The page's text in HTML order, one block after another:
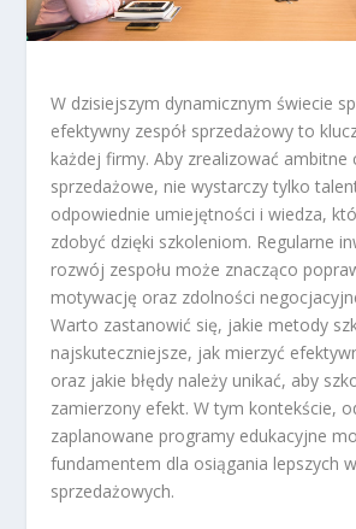
W dzisiejszym dynamicznym świecie
efektywny zespół sprzedażowy to
każdej firmy. Aby zrealizować ambitne
sprzedażowe, nie wystarczy tylko
odpowiednie umiejętności i wiedza,
zdobyć dzięki szkoleniom. Regularne
rozwój zespołu może znacząco
motywację oraz zdolności
Warto zastanowić się, jakie metody
najskuteczniejsze, jak mierzyć
oraz jakie błędy należy unikać, aby
zamierzony efekt. W tym kontekście,
zaplanowane programy edukacyjne
fundamentem dla osiągania lepszych
sprzedażowych.